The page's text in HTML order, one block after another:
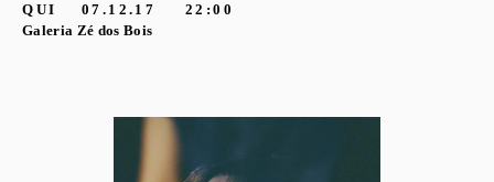
QUI 07.12.17
22:00
Galeria Zé dos Bois